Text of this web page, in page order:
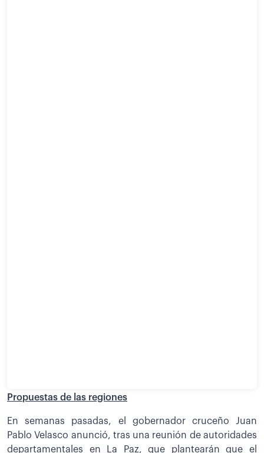
Propuestas de las regiones
En semanas pasadas, el gobernador cruceño Juan
Pablo Velasco anunció, tras una reunión de autoridades
departamentales en La Paz, que plantearán que el